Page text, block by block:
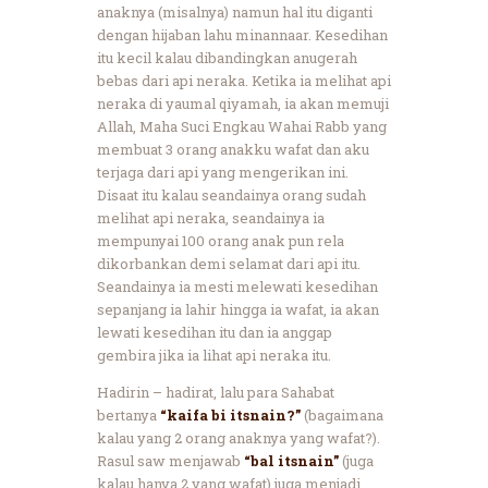
anaknya (misalnya) namun hal itu diganti
dengan hijaban lahu minannaar. Kesedihan
itu kecil kalau dibandingkan anugerah
bebas dari api neraka. Ketika ia melihat api
neraka di yaumal qiyamah, ia akan memuji
Allah, Maha Suci Engkau Wahai Rabb yang
membuat 3 orang anakku wafat dan aku
terjaga dari api yang mengerikan ini.
Disaat itu kalau seandainya orang sudah
melihat api neraka, seandainya ia
mempunyai 100 orang anak pun rela
dikorbankan demi selamat dari api itu.
Seandainya ia mesti melewati kesedihan
sepanjang ia lahir hingga ia wafat, ia akan
lewati kesedihan itu dan ia anggap
gembira jika ia lihat api neraka itu.
Hadirin – hadirat, lalu para Sahabat
bertanya “kaifa bi itsnain?”(bagaimana
kalau yang 2 orang anaknya yang wafat?).
Rasul saw menjawab “bal itsnain”(juga
kalau hanya 2 yang wafat) juga menjadi